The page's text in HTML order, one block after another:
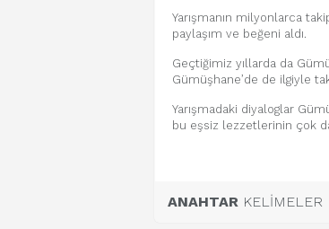
Yarışmanın milyonlarca
paylaşım ve beğeni aldı.
Geçtiğimiz yıllarda da
Gümüşhane’de de ilgiyle
Yarışmadaki diyaloglar
bu eşsiz lezzetlerinin çok
ANAHTAR KELİMELER